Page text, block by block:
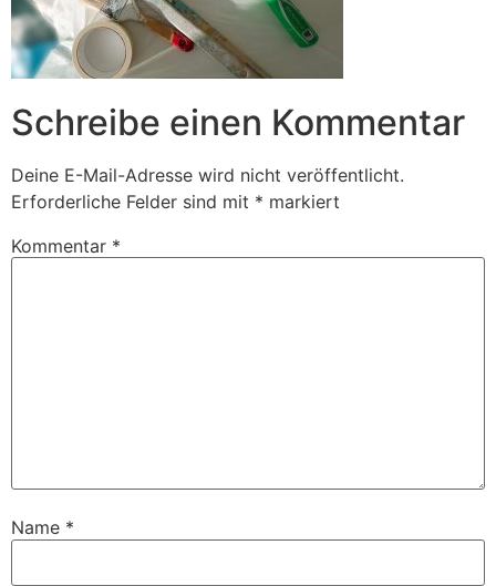
Schreibe einen Kommentar
Deine E-Mail-Adresse wird nicht veröffentlicht.
Erforderliche Felder sind mit * markiert
Kommentar *
Name *